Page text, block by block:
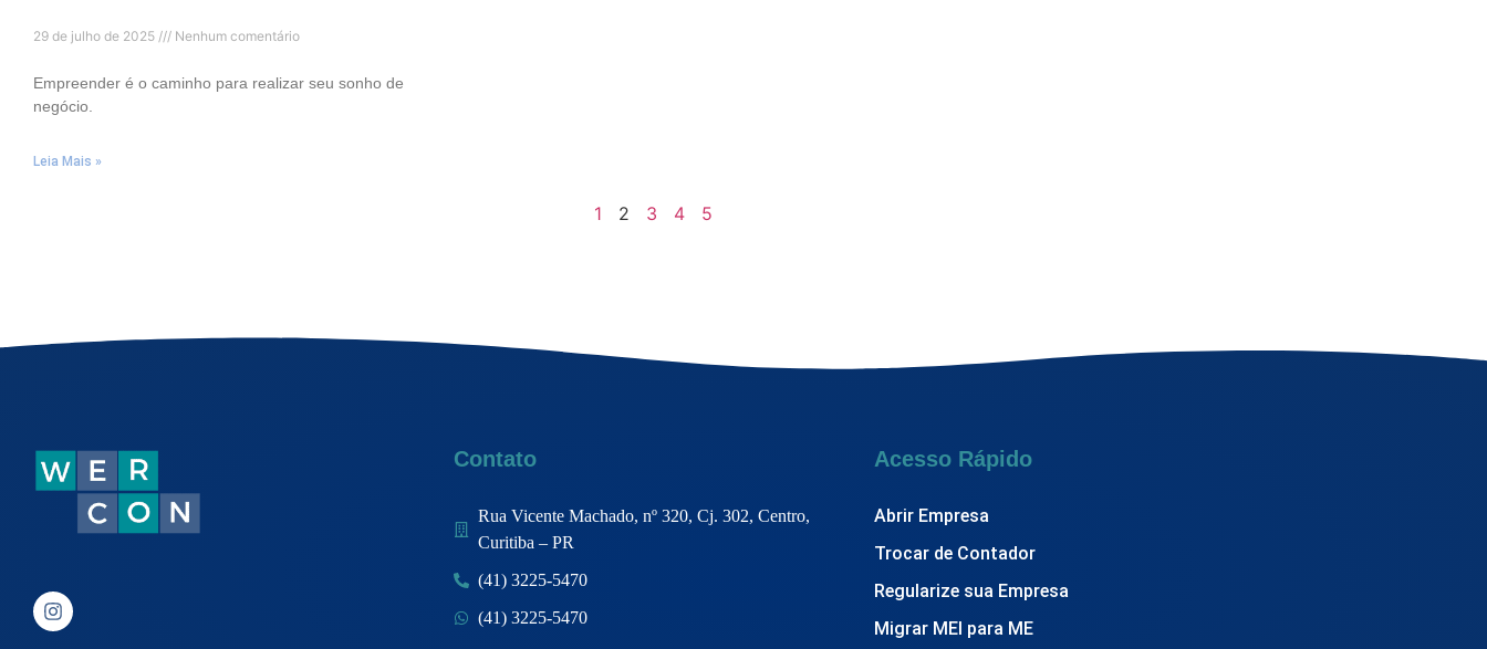
29 de julho de 2025 Nenhum comentário
Empreender é o caminho para realizar seu sonho de
negócio.
Leia Mais »
1 2 3 4 5
Contato
Rua Vicente Machado, nº 320, Cj. 302, Centro,
Curitiba – PR
(41) 3225-5470
(41) 3225-5470
Acesso Rápido
Abrir Empresa
Trocar de Contador
Regularize sua Empresa
Migrar MEI para ME